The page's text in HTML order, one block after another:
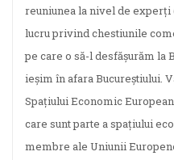
reuniunea la nivel de experţi
lucru privind chestiunile
pe care o să-l desfăşurăm la
ieşim în afara Bucureştiului.
Spaţiului Economic
care sunt parte a spaţiului
membre ale Uniunii